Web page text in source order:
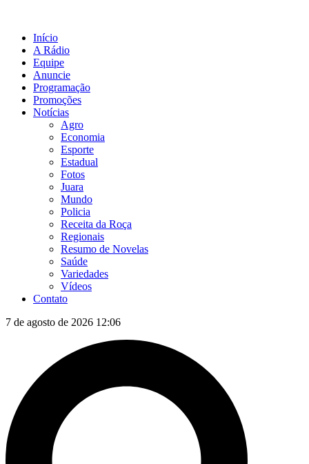
Início
A Rádio
Equipe
Anuncie
Programação
Promoções
Notícias
Agro
Economia
Esporte
Estadual
Fotos
Juara
Mundo
Policia
Receita da Roça
Regionais
Resumo de Novelas
Saúde
Variedades
Vídeos
Contato
7 de agosto de 2026 12:06